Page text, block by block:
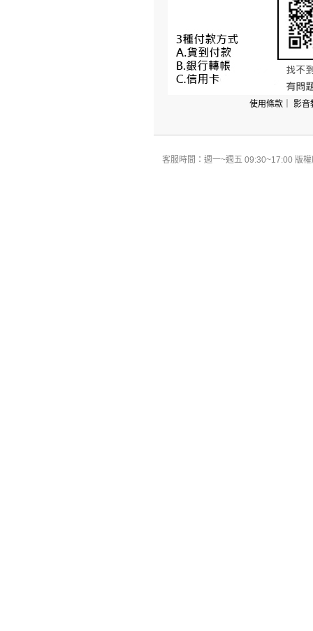
使用條款 影音
客服時間：週一~週五 09:30~17:00 版